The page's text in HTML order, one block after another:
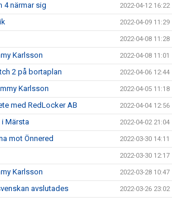
4 närmar sig 2022-04-12 16:22
2022-04-09 11:29
2022-04-08 11:28
Karlsson 2022-04-08 11:01
2 på bortaplan 2022-04-06 12:44
Karlsson 2022-04-05 11:18
med RedLocker AB 2022-04-04 12:56
i Märsta 2022-04-02 21:04
mot Önnered 2022-03-30 14:11
2022-03-30 12:17
Karlsson 2022-03-28 10:47
avslutades 2022-03-26 23:02